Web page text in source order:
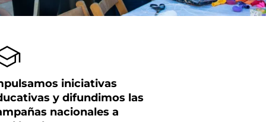
iniciativas
y difundimos las
nacionales a